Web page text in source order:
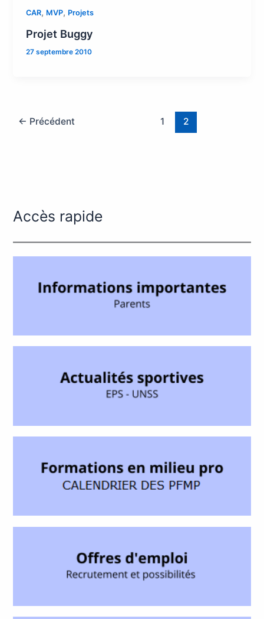
CAR, MVP, Projets
Projet Buggy
27 septembre 2010
← Précédent 1 2
Accès rapide